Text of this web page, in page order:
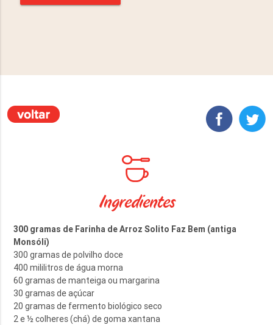
Ingredientes
300 gramas de Farinha de Arroz Solito Faz Bem (antiga
Monsóli)
300 gramas de polvilho doce
400 mililitros de água morna
60 gramas de manteiga ou margarina
30 gramas de açúcar
20 gramas de fermento biológico seco
2 e ½ colheres (chá) de goma xantana